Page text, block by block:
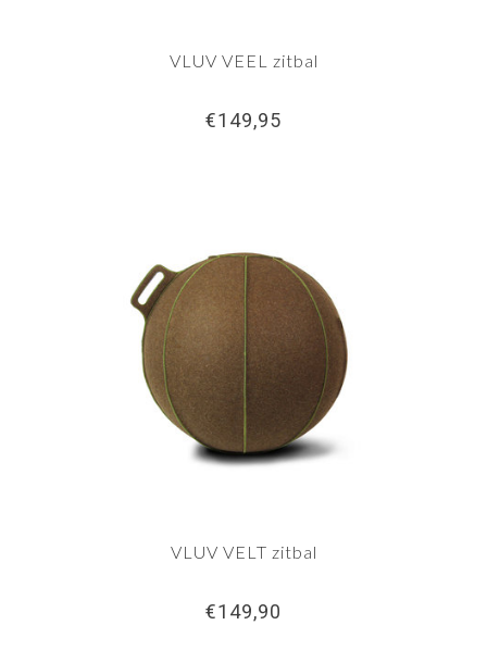
VLUV VEEL zitbal
€149,95
VLUV VELT zitbal
€149,90